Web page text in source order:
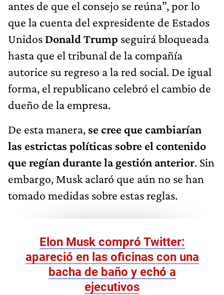
antes de que el consejo se reúna”, por lo
que la cuenta del expresidente de Estados
Unidos Donald Trump seguirá bloqueada
hasta que el tribunal de la compañía
autorice su regreso a la red social. De igual
forma, el republicano celebró el cambio de
dueño de la empresa.
De esta manera, se cree que cambiarían
las estrictas políticas sobre el contenido
que regían durante la gestión anterior. Sin
embargo, Musk aclaró que aún no se han
tomado medidas sobre estas reglas.
Elon Musk compró Twitter:
apareció en las oficinas con una
bacha de baño y echó a
ejecutivos